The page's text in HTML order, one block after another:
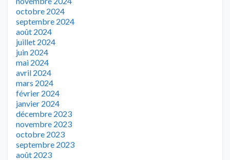
octobre 2024
septembre 2024
août 2024
juillet 2024
juin 2024
mai 2024
avril 2024
mars 2024
février 2024
janvier 2024
décembre 2023
novembre 2023
octobre 2023
septembre 2023
août 2023